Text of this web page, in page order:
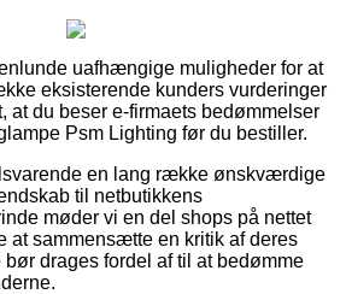
uafhængige muligheder for at
eksisterende kunders vurderinger
at du beser e-firmaets bedømmelser
Psm Lighting før du bestiller.
en lang række ønskværdige
til netbutikkens
møder vi en del shops på nettet
at sammensætte en kritik af deres
drages fordel af til at bedømme